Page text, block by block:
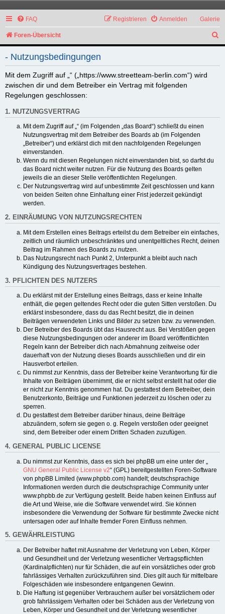
Galerie
FAQ Anmelden
Registrieren
Foren-Übersicht
u
- Nutzungsbedingungen
Mit dem Zugriff auf „“ („https://www.streetteam-berlin.com“) wird
zwischen dir und dem Betreiber ein Vertrag mit folgenden
Regelungen geschlossen:
1. NUTZUNGSVERTRAG
Mit dem Zugriff auf „“ (im Folgenden „das Board“) schließt du einen
Nutzungsvertrag mit dem Betreiber des Boards ab (im Folgenden
„Betreiber“) und erklärst dich mit den nachfolgenden Regelungen
einverstanden.
Wenn du mit diesen Regelungen nicht einverstanden bist, so darfst du
das Board nicht weiter nutzen. Für die Nutzung des Boards gelten
jeweils die an dieser Stelle veröffentlichten Regelungen.
Der Nutzungsvertrag wird auf unbestimmte Zeit geschlossen und kann
von beiden Seiten ohne Einhaltung einer Frist jederzeit gekündigt
werden.
2. EINRÄUMUNG VON NUTZUNGSRECHTEN
Mit dem Erstellen eines Beitrags erteilst du dem Betreiber ein einfaches,
zeitlich und räumlich unbeschränktes und unentgeltliches Recht, deinen
Beitrag im Rahmen des Boards zu nutzen.
Das Nutzungsrecht nach Punkt 2, Unterpunkt a bleibt auch nach
Kündigung des Nutzungsvertrages bestehen.
3. PFLICHTEN DES NUTZERS
Du erklärst mit der Erstellung eines Beitrags, dass er keine Inhalte
enthält, die gegen geltendes Recht oder die guten Sitten verstoßen. Du
erklärst insbesondere, dass du das Recht besitzt, die in deinen
Beiträgen verwendeten Links und Bilder zu setzen bzw. zu verwenden.
Der Betreiber des Boards übt das Hausrecht aus. Bei Verstößen gegen
diese Nutzungsbedingungen oder anderer im Board veröffentlichten
Regeln kann der Betreiber dich nach Abmahnung zeitweise oder
dauerhaft von der Nutzung dieses Boards ausschließen und dir ein
Hausverbot erteilen.
Du nimmst zur Kenntnis, dass der Betreiber keine Verantwortung für die
Inhalte von Beiträgen übernimmt, die er nicht selbst erstellt hat oder die
er nicht zur Kenntnis genommen hat. Du gestattest dem Betreiber, dein
Benutzerkonto, Beiträge und Funktionen jederzeit zu löschen oder zu
sperren.
Du gestattest dem Betreiber darüber hinaus, deine Beiträge
abzuändern, sofern sie gegen o. g. Regeln verstoßen oder geeignet
sind, dem Betreiber oder einem Dritten Schaden zuzufügen.
4. GENERAL PUBLIC LICENSE
Du nimmst zur Kenntnis, dass es sich bei phpBB um eine unter der „
GNU General Public License v2“ (GPL) bereitgestellten Foren-Software
von phpBB Limited (www.phpbb.com) handelt; deutschsprachige
Informationen werden durch die deutschsprachige Community unter
www.phpbb.de zur Verfügung gestellt. Beide haben keinen Einfluss auf
die Art und Weise, wie die Software verwendet wird. Sie können
insbesondere die Verwendung der Software für bestimmte Zwecke nicht
untersagen oder auf Inhalte fremder Foren Einfluss nehmen.
5. GEWÄHRLEISTUNG
Der Betreiber haftet mit Ausnahme der Verletzung von Leben, Körper
und Gesundheit und der Verletzung wesentlicher Vertragspflichten
(Kardinalpflichten) nur für Schäden, die auf ein vorsätzliches oder grob
fahrlässiges Verhalten zurückzuführen sind. Dies gilt auch für mittelbare
Folgeschäden wie insbesondere entgangenen Gewinn.
Die Haftung ist gegenüber Verbrauchern außer bei vorsätzlichem oder
grob fahrlässigem Verhalten oder bei Schäden aus der Verletzung von
Leben, Körper und Gesundheit und der Verletzung wesentlicher